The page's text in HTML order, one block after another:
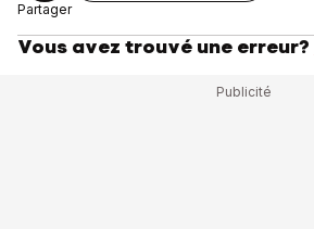
Partager
Vous avez trouvé une erreur?